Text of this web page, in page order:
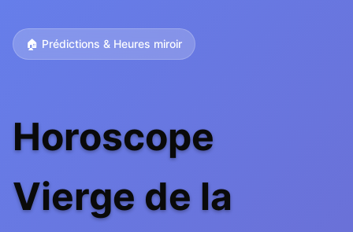
🏠 Prédictions & Heures miroir
Horoscope
Vierge de la